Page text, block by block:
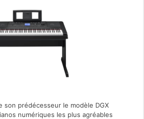
son prédécesseur le modèle DGX
numériques les plus agréables